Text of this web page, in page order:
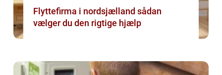
Flyttefirma i nordsjælland sådan
vælger du den rigtige hjælp